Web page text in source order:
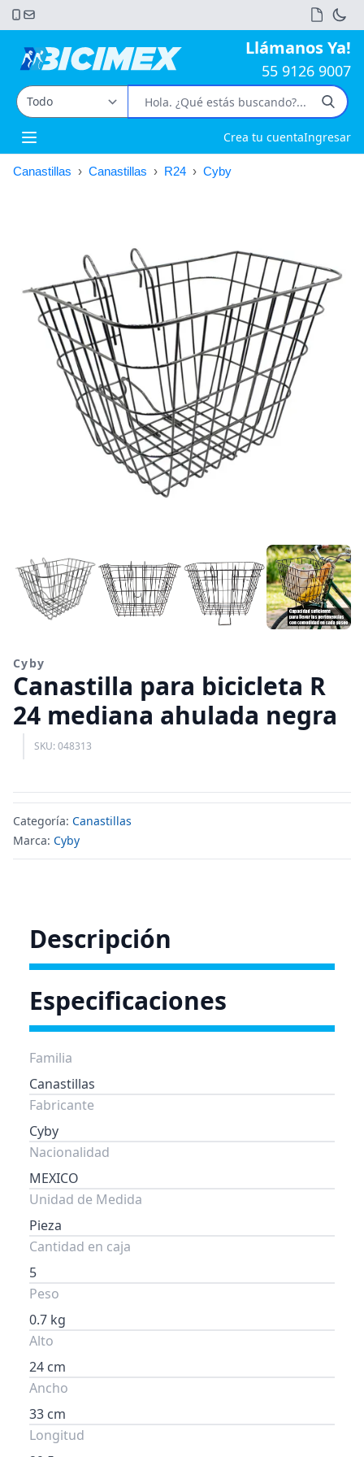
Llámanos Ya!
55 9126 9007
Open main menu Crea tu cuentaIngresar
Canastillas › Canastillas › R24 › Cyby
Cyby
Canastilla para bicicleta R
24 mediana ahulada negra
SKU: 048313
Categoría: Canastillas
Marca: Cyby
Descripción
Especificaciones
Familia
Canastillas
Fabricante
Cyby
Nacionalidad
MEXICO
Unidad de Medida
Pieza
Cantidad en caja
5
Peso
0.7 kg
Alto
24 cm
Ancho
33 cm
Longitud